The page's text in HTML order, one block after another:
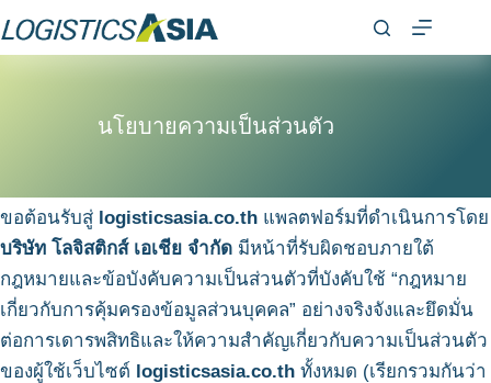
นโยบายความเป็นส่วนตัว
ขอต้อนรับสู่ logisticsasia.co.th แพลตฟอร์มที่ดำเนินการโดย
บริษัท โลจิสติกส์ เอเชีย จำกัด มีหน้าที่รับผิดชอบภายใต้
กฎหมายและข้อบังคับความเป็นส่วนตัวที่บังคับใช้ “กฎหมาย
เกี่ยวกับการคุ้มครองข้อมูลส่วนบุคคล” อย่างจริงจังและยึดมั่น
ต่อการเดารพสิทธิและให้ความสำคัญเกี่ยวกับความเป็นส่วนตัว
ของผู้ใช้เว็บไซต์ logisticsasia.co.th ทั้งหมด (เรียกรวมกันว่า